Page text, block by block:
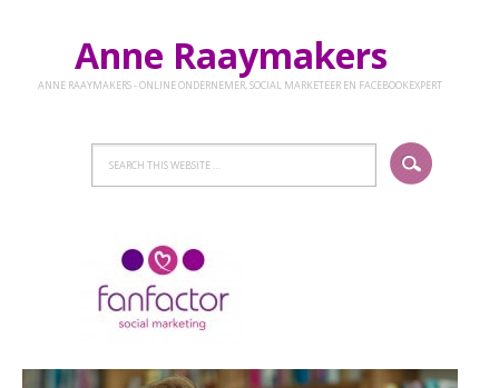
Anne Raaymakers
ANNE RAAYMAKERS - ONLINE ONDERNEMER, SOCIAL MARKETEER EN FACEBOOKEXPERT